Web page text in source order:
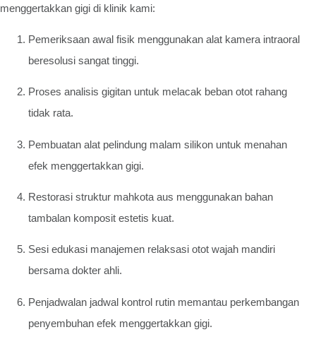
menggertakkan gigi di klinik kami:
Pemeriksaan awal fisik menggunakan alat kamera intraoral
beresolusi sangat tinggi.
Proses analisis gigitan untuk melacak beban otot rahang
tidak rata.
Pembuatan alat pelindung malam silikon untuk menahan
efek menggertakkan gigi.
Restorasi struktur mahkota aus menggunakan bahan
tambalan komposit estetis kuat.
Sesi edukasi manajemen relaksasi otot wajah mandiri
bersama dokter ahli.
Penjadwalan jadwal kontrol rutin memantau perkembangan
penyembuhan efek menggertakkan gigi.